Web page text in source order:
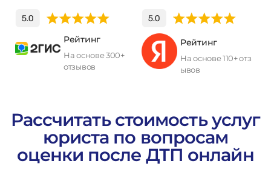
Рейтинг
На основе 300+
отзывов
Рейтинг
На основе 110+ отз
ывов
Рассчитать стоимость услуг
юриста по вопросам
оценки после ДТП онлайн